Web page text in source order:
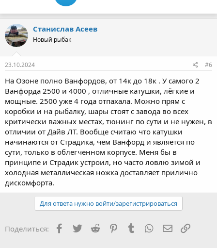
Станислав Асеев
Новый рыбак
23.10.2024 #6
На Озоне полно Ванфордов, от 14к до 18к . У самого 2
Ванфорда 2500 и 4000 , отличные катушки, лёгкие и
мощные. 2500 уже 4 года отпахала. Можно прям с
коробки и на рыбалку, шары стоят с завода во всех
критически важных местах, тюнинг по сути и не нужен, в
отличии от Дайв ЛТ. Вообще считаю что катушки
начинаются от Страдика, чем Ванфорд и является по
сути, только в облегченном корпусе. Меня бы в
принципе и Страдик устроил, но часто ловлю зимой и
холодная металлическая ножка доставляет прилично
дискомфорта.
Для ответа нужно войти/зарегистрироваться
Поделиться: Facebook
Twitter Reddit PinterestTumblr WhatsApp